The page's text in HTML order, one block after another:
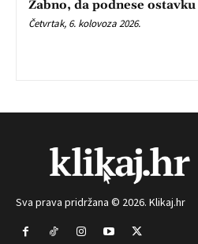
Žabno, da podnese ostavku
Četvrtak, 6. kolovoza 2026.
Sva prava pridržana © 2026. Klikaj.hr